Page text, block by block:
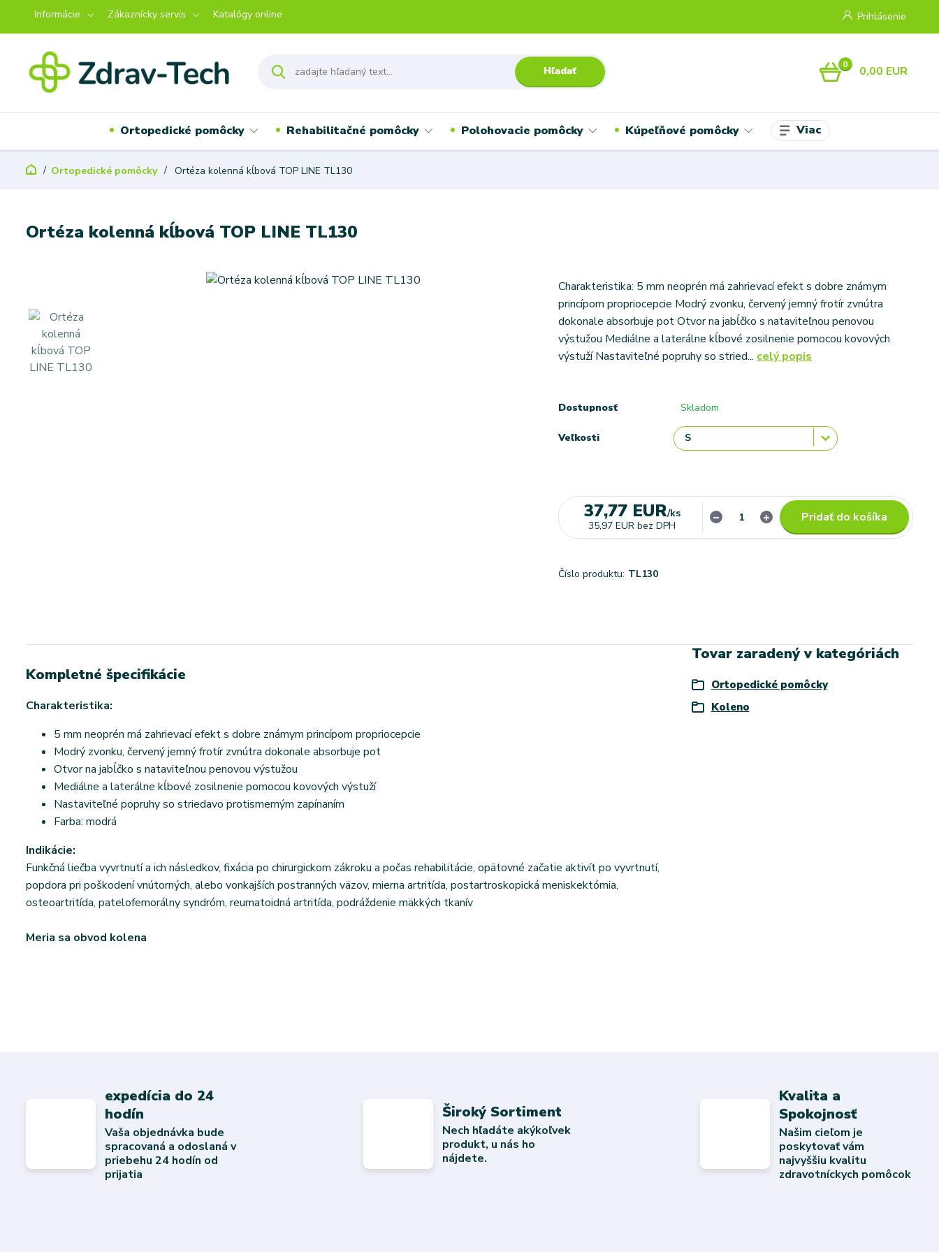
Informácie Zákaznícky servis Katalógy online Prihlásenie
Hľadať 0 0,00 EUR
Ortopedické pomôcky Rehabilitačné pomôcky Polohovacie pomôcky Kúpeľňové pomôcky Viac
Ortopedické pomôcky Ortéza kolenná kĺbová TOP LINE TL130
Ortéza kolenná kĺbová TOP LINE TL130
Charakteristika: 5 mm neoprén má zahrievací efekt s dobre známym
princípom propriocepcie Modrý zvonku, červený jemný frotír zvnútra
dokonale absorbuje pot Otvor na jabĺčko s nataviteľnou penovou
výstužou Mediálne a laterálne kĺbové zosilnenie pomocou kovových
výstuží Nastaviteľné popruhy so stried... celý popis
Dostupnosť Skladom
Veľkosti
37,77 EUR/ks
35,97 EUR bez DPH
Pridať do košíka
Číslo produktu: TL130
Kompletné špecifikácie
Charakteristika:
5 mm neoprén má zahrievací efekt s dobre známym princípom propriocepcie
Modrý zvonku, červený jemný frotír zvnútra dokonale absorbuje pot
Otvor na jabĺčko s nataviteľnou penovou výstužou
Mediálne a laterálne kĺbové zosilnenie pomocou kovových výstuží
Nastaviteľné popruhy so striedavo protismerným zapínaním
Farba: modrá
Indikácie:
Funkčná liečba vyvrtnutí a ich následkov, fixácia po chirurgickom zákroku a počas rehabilitácie, opätovné začatie aktivít po vyvrtnutí,
popdora pri poškodení vnútorných, alebo vonkajších postranných väzov, mierna artritída, postartroskopická meniskektómia,
osteoartritída, patelofemorálny syndróm, reumatoidná artritída, podráždenie mäkkých tkanív
Meria sa obvod kolena
Tovar zaradený v kategóriách
Ortopedické pomôcky
Koleno
expedícia do 24
hodín
Vaša objednávka bude
spracovaná a odoslaná v
priebehu 24 hodín od
prijatia
Široký Sortiment
Nech hľadáte akýkoľvek
produkt, u nás ho
nájdete.
Kvalita a
Spokojnosť
Našim cieľom je
poskytovať vám
najvyššiu kvalitu
zdravotníckych pomôcok